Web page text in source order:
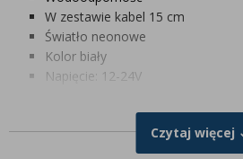
W zestawie kabel 15 cm
Światło neonowe
Kolor biały
Napięcie: 12-24V
Czytaj więcej